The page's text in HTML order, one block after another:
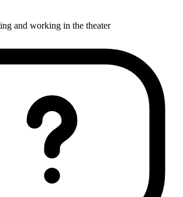
and working in the theater